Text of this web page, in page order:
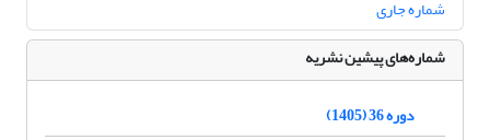
شماره جاری
شماره‌های پیشین نشریه
دوره 36 (1405)